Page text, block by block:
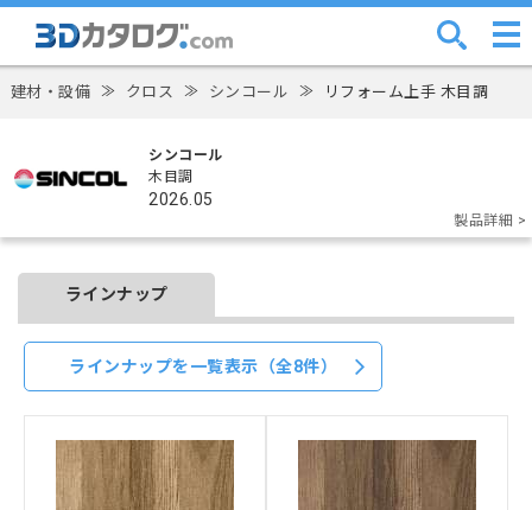
建材・設備 ≫ クロス ≫ シンコール ≫ リフォーム上手 木目調
シンコール
木目調
2026.05
製品詳細 >
ラインナップ
ラインナップを一覧表示（全8件）